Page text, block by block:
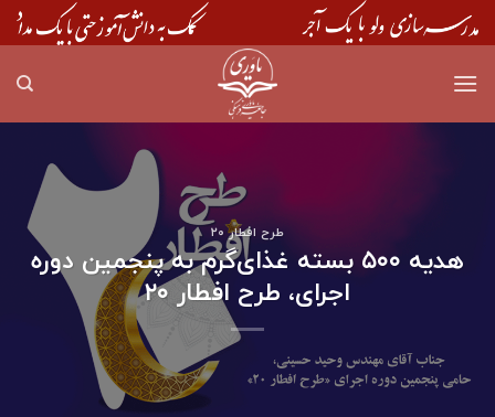
Skip
to
طرح افطار ۲۰
هدیه ۵۰۰ بسته غذای‌گرم به پنجمین دوره
اجرای، طرح افطار ۲۰